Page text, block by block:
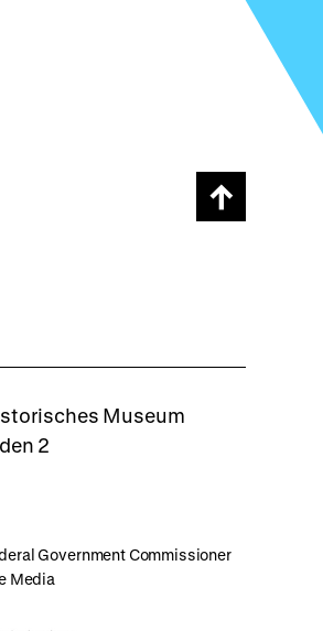
Scroll
page
Museum
2
Government Commissioner
Media